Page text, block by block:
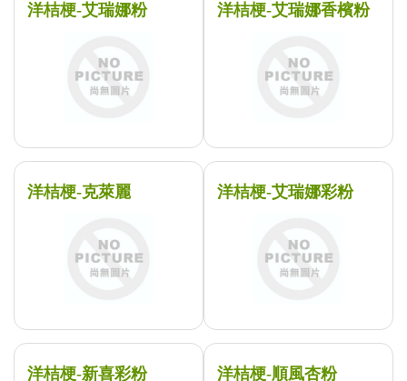
洋桔梗-艾瑞娜粉 洋桔梗-艾瑞娜香檳粉
洋桔梗-克萊麗 洋桔梗-艾瑞娜彩粉
洋桔梗-新喜彩粉 洋桔梗-順風杏粉